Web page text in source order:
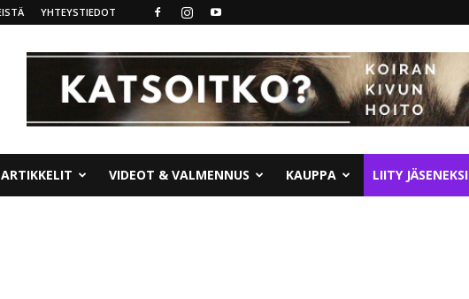
YHTEYSTIEDOT
ARTIKKELIT VIDEOT & VALMENNUS KAUPPA LIITY JÄSENEKSI